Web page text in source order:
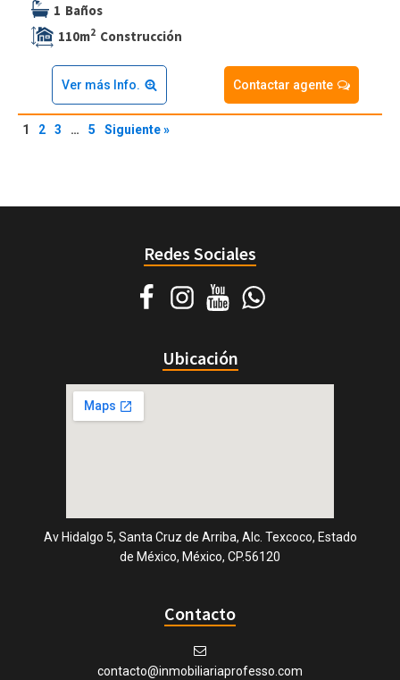
1 Baños
110m2 Construcción
Ver más Info. Contactar agente
1 2 3 … 5 Siguiente »
Redes Sociales
Ubicación
Av Hidalgo 5, Santa Cruz de Arriba, Alc. Texcoco, Estado
de México, México, CP.56120
Contacto
contacto@inmobiliariaprofesso.com